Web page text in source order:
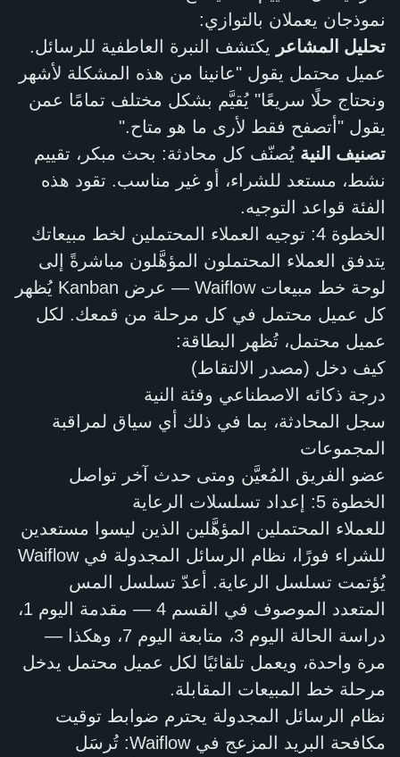
نموذجان يعملان بالتوازي:
تحليل المشاعر يكتشف النبرة العاطفية للرسائل.
عميل محتمل يقول "عانينا من هذه المشكلة لأشهر
ونحتاج حلًا سريعًا" يُقيَّم بشكل مختلف تمامًا عمن
يقول "أتصفح فقط لأرى ما هو متاح."
تصنيف النية يُصنّف كل محادثة: بحث مبكر، تقييم
نشط، مستعد للشراء، أو غير مناسب. تقود هذه
الفئة قواعد التوجيه.
الخطوة 4: توجيه العملاء المحتملين لخط مبيعاتك
يتدفق العملاء المحتملون المؤهَّلون مباشرةً إلى
لوحة خط مبيعات Waiflow — عرض Kanban يُظهر
كل عميل محتمل في كل مرحلة من قمعك. لكل
عميل محتمل، تُظهر البطاقة:
كيف دخل (مصدر الالتقاط)
درجة ذكائه الاصطناعي وفئة النية
سجل المحادثة، بما في ذلك أي سياق لمراقبة
المجموعات
عضو الفريق المُعيَّن ومتى حدث آخر تواصل
الخطوة 5: إعداد تسلسلات الرعاية
للعملاء المحتملين المؤهَّلين الذين ليسوا مستعدين
للشراء فورًا، نظام الرسائل المجدولة في Waiflow
يُؤتمت تسلسل الرعاية. أعدّ تسلسل المس
المتعدد الموصوف في القسم 4 — مقدمة اليوم 1،
دراسة الحالة اليوم 3، متابعة اليوم 7، وهكذا —
مرة واحدة، ويعمل تلقائيًا لكل عميل محتمل يدخل
مرحلة خط المبيعات المقابلة.
نظام الرسائل المجدولة يحترم ضوابط توقيت
مكافحة البريد المزعج في Waiflow: تُرسَل